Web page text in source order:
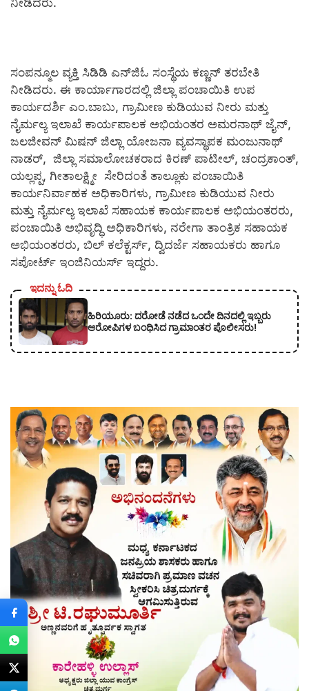
ನೀಡಿದರು.
ಸಂಪನ್ಮೂಲ ವ್ಯಕ್ತಿ ಸಿಡಿಡಿ ಎನ್‍ಜಿಓ ಸಂಸ್ಥೆಯ ಕಣ್ಣನ್ ತರಬೇತಿ
ನೀಡಿದರು. ಈ ಕಾರ್ಯಾಗಾರದಲ್ಲಿ ಜಿಲ್ಲಾ ಪಂಚಾಯಿತಿ ಉಪ
ಕಾರ್ಯದರ್ಶಿ ಎಂ.ಬಾಬು, ಗ್ರಾಮೀಣ ಕುಡಿಯುವ ನೀರು ಮತ್ತು
ನೈರ್ಮಲ್ಯ ಇಲಾಖೆ ಕಾರ್ಯಪಾಲಕ ಅಭಿಯಂತರ ಅಮರನಾಥ್ ಜೈನ್,
ಜಲಜೀವನ್ ಮಿಷನ್ ಜಿಲ್ಲಾ ಯೋಜನಾ ವ್ಯವಸ್ಥಾಪಕ ಮಂಜುನಾಥ್
ನಾಡರ್, ಜಿಲ್ಲಾ ಸಮಾಲೋಚಕರಾದ ಕಿರಣ್ ಪಾಟೀಲ್, ಚಂದ್ರಕಾಂತ್,
ಯಲ್ಲಪ್ಪ, ಗೀತಾಲಕ್ಷ್ಮೀ ಸೇರಿದಂತೆ ತಾಲ್ಲೂಕು ಪಂಚಾಯಿತಿ
ಕಾರ್ಯನಿರ್ವಾಹಕ ಅಧಿಕಾರಿಗಳು, ಗ್ರಾಮೀಣ ಕುಡಿಯುವ ನೀರು
ಮತ್ತು ನೈರ್ಮಲ್ಯ ಇಲಾಖೆ ಸಹಾಯಕ ಕಾರ್ಯಪಾಲಕ ಅಭಿಯಂತರರು,
ಪಂಚಾಯಿತಿ ಅಭಿವೃದ್ಧಿ ಅಧಿಕಾರಿಗಳು, ನರೇಗಾ ತಾಂತ್ರಿಕ ಸಹಾಯಕ
ಅಭಿಯಂತರರು, ಬಿಲ್ ಕಲೆಕ್ಟರ್ಸ್, ದ್ವಿದರ್ಜೆ ಸಹಾಯಕರು ಹಾಗೂ
ಸಪೋರ್ಟ್ ಇಂಜಿನಿಯರ್ಸ್ ಇದ್ದರು.
ಇದನ್ನು ಓದಿ
ಹಿರಿಯೂರು: ದರೋಡೆ ನಡೆದ ಒಂದೇ ದಿನದಲ್ಲಿ ಇಬ್ಬರು
ಆರೋಪಿಗಳ ಬಂಧಿಸಿದ ಗ್ರಾಮಾಂತರ ಪೊಲೀಸರು!